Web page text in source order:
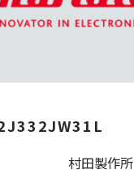
村田製作所